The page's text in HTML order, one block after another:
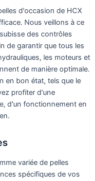
d'occasion de HCX
Nous veillons à ce
des contrôles
de garantir que tous les
les moteurs et
de manière optimale.
en bon état, tels que le
profiter d'une
d'un fonctionnement en
variée de pelles
spécifiques de vos